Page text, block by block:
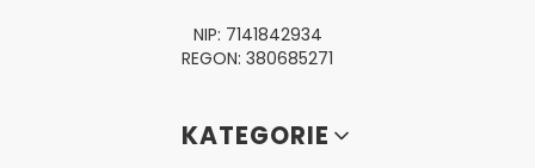
NIP: 7141842934
REGON: 380685271
Linki w stopceKATEGORIE